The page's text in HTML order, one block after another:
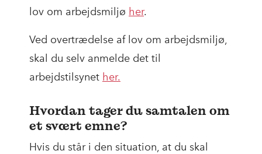
lov om arbejdsmiljø her.
Ved overtrædelse af lov om arbejdsmiljø,
skal du selv anmelde det til
arbejdstilsynet her.
Hvordan tager du samtalen om
et svært emne?
Hvis du står i den situation, at du skal